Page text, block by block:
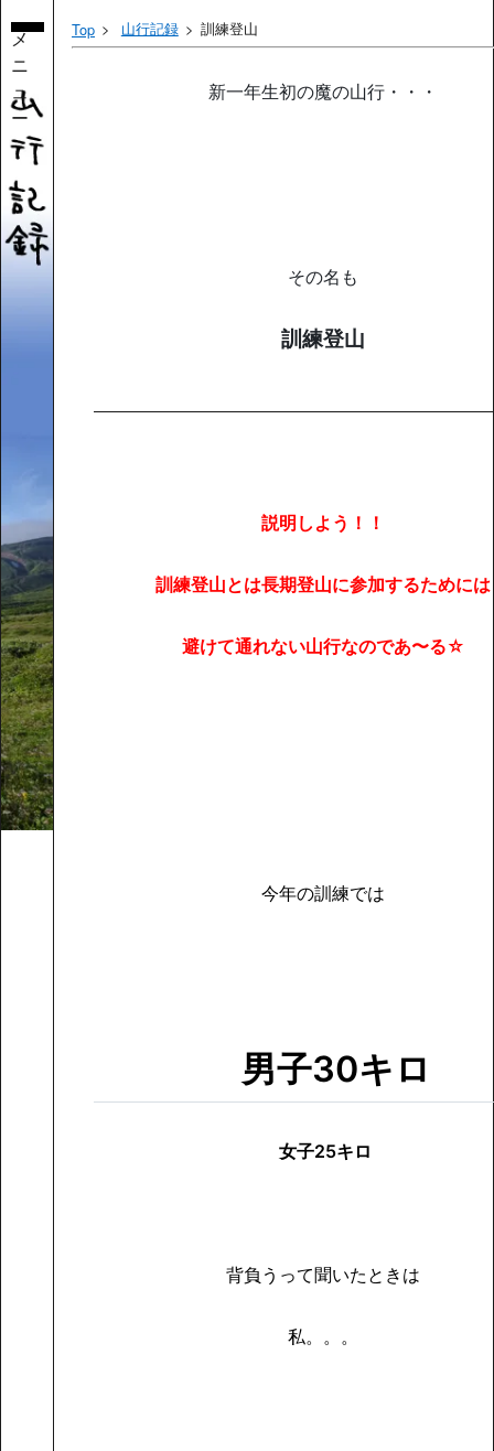
メ
ニ
ュ
ー
Top 山行記録 訓練登山
新一年生初の魔の山行・・・
その名も
訓練登山
説明しよう！！
訓練登山とは長期登山に参加するためには
避けて通れない山行なのであ〜る☆
今年の訓練では
男子30キロ
女子25キロ
背負うって聞いたときは
私。。。